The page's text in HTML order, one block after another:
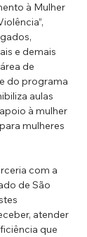
à Mulher
e demais
de
do programa
aulas
à mulher
mulheres
com a
de São
atender
que